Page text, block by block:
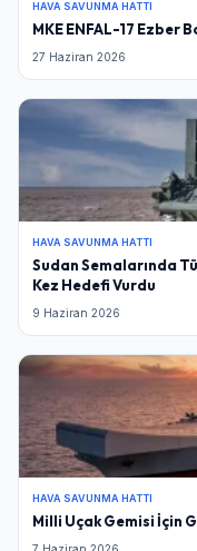
HAVA SAVUNMA HATTI
MKE ENFAL-17 Ezber
27 Haziran 2026
HAVA SAVUNMA HATTI
Sudan Semalarında
Kez Hedefi Vurdu
9 Haziran 2026
HAVA SAVUNMA HATTI
Milli Uçak Gemisi İçin